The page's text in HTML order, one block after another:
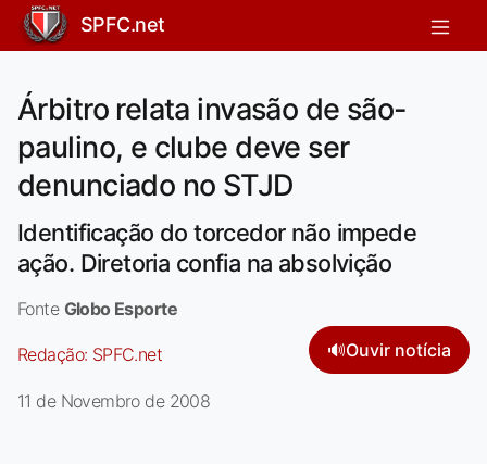
SPFC.net
Árbitro relata invasão de são-
paulino, e clube deve ser
denunciado no STJD
Identificação do torcedor não impede
ação. Diretoria confia na absolvição
Fonte Globo Esporte
Redação: SPFC.net 🔊Ouvir notícia
11 de Novembro de 2008